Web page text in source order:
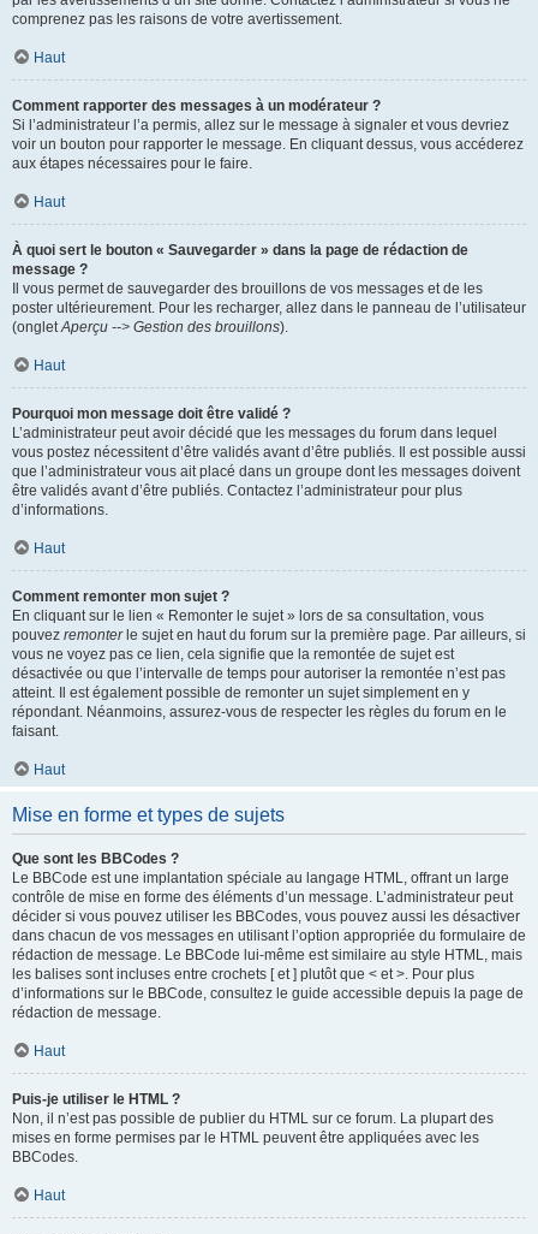
comprenez pas les raisons de votre avertissement.
Haut
Comment rapporter des messages à un modérateur ?
Si l’administrateur l’a permis, allez sur le message à signaler et vous devriez
voir un bouton pour rapporter le message. En cliquant dessus, vous accéderez
aux étapes nécessaires pour le faire.
Haut
À quoi sert le bouton « Sauvegarder » dans la page de rédaction de
message ?
Il vous permet de sauvegarder des brouillons de vos messages et de les
poster ultérieurement. Pour les recharger, allez dans le panneau de l’utilisateur
(ongletAperçu --> Gestion des brouillons).
Haut
Pourquoi mon message doit être validé ?
L’administrateur peut avoir décidé que les messages du forum dans lequel
vous postez nécessitent d’être validés avant d’être publiés. Il est possible aussi
que l’administrateur vous ait placé dans un groupe dont les messages doivent
être validés avant d’être publiés. Contactez l’administrateur pour plus
d’informations.
Haut
Comment remonter mon sujet ?
En cliquant sur le lien « Remonter le sujet » lors de sa consultation, vous
pouvez remonterle sujet en haut du forum sur la première page. Par ailleurs, si
vous ne voyez pas ce lien, cela signifie que la remontée de sujet est
désactivée ou que l’intervalle de temps pour autoriser la remontée n’est pas
atteint. Il est également possible de remonter un sujet simplement en y
répondant. Néanmoins, assurez-vous de respecter les règles du forum en le
faisant.
Haut
Mise en forme et types de sujets
Que sont les BBCodes ?
Le BBCode est une implantation spéciale au langage HTML, offrant un large
contrôle de mise en forme des éléments d’un message. L’administrateur peut
décider si vous pouvez utiliser les BBCodes, vous pouvez aussi les désactiver
dans chacun de vos messages en utilisant l’option appropriée du formulaire de
rédaction de message. Le BBCode lui-même est similaire au style HTML, mais
les balises sont incluses entre crochets [ et ] plutôt que < et >. Pour plus
d’informations sur le BBCode, consultez le guide accessible depuis la page de
rédaction de message.
Haut
Puis-je utiliser le HTML ?
Non, il n’est pas possible de publier du HTML sur ce forum. La plupart des
mises en forme permises par le HTML peuvent être appliquées avec les
BBCodes.
Haut